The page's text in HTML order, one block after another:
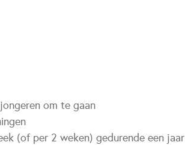
om te gaan
(of per 2 weken) gedurende een jaar